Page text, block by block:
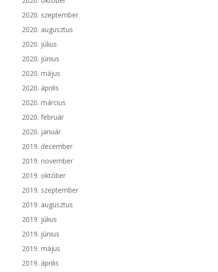
2020. szeptember
2020. augusztus
2020. július
2020. június
2020. május
2020. április
2020. március
2020. február
2020. január
2019. december
2019. november
2019. október
2019. szeptember
2019. augusztus
2019. július
2019. június
2019. május
2019. április